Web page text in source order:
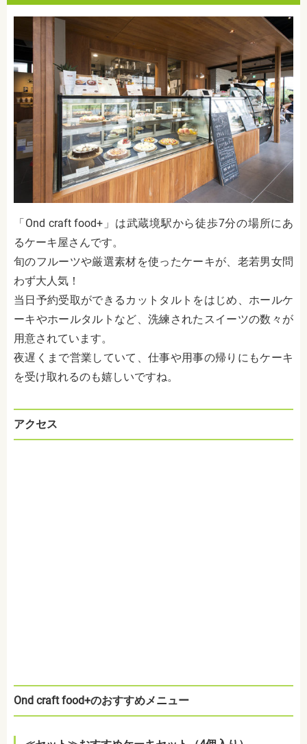
「Ond craft food+」は武蔵境駅から徒歩7分の場所にあ
るケーキ屋さんです。
旬のフルーツや厳選素材を使ったケーキが、老若男女問
わず大人気！
当日予約受取ができるカットタルトをはじめ、ホールケ
ーキやホールタルトなど、洗練されたスイーツの数々が
用意されています。
夜遅くまで営業していて、仕事や用事の帰りにもケーキ
を受け取れるのも嬉しいですね。
アクセス
Ond craft food+のおすすめメニュー